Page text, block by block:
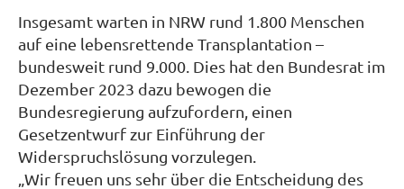
Insgesamt warten in NRW rund 1.800 Menschen
auf eine lebensrettende Transplantation –
bundesweit rund 9.000. Dies hat den Bundesrat im
Dezember 2023 dazu bewogen die
Bundesregierung aufzufordern, einen
Gesetzentwurf zur Einführung der
Widerspruchslösung vorzulegen.
„Wir freuen uns sehr über die Entscheidung des